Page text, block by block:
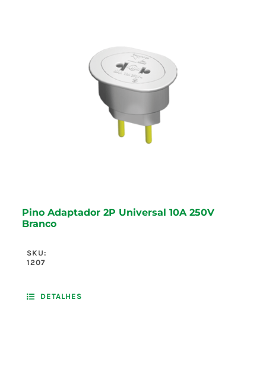
Pino Adaptador 2P Universal 10A 250V
Branco
SKU:
1207
DETALHES